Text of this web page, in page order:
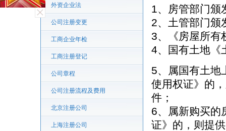
外资企业法
公司注册变更
工商企业年检
工商注册登记
公司章程
公司注册流程及费用
北京注册公司
上海注册公司
1、房管部门颁
2、土管部门颁
3、《房屋所有
4、国有土地《
5、属国有土地
使用权证》的
件；
6、属新购买的
证》的，则提